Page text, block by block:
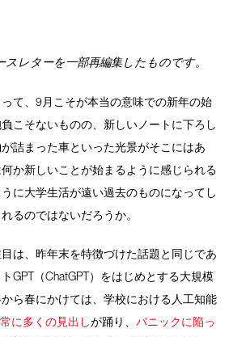
スレターを一部再編集したものです。
て、9月こそが本当の意味での新年の始
こそないものの、新しいノートに下ろし
詰まった車といった光景がそこにはあ
か新しいことが始まるように感じられる
に大学生活が遠い過去のものになってし
るのではないだろうか。
は、昨年末を特徴づけた話題と同じであ
GPT（ChatGPT）をはじめとする大規模
ら春にかけては、学校における人工知能
に多くの見出しが踊り、パニックに陥っ